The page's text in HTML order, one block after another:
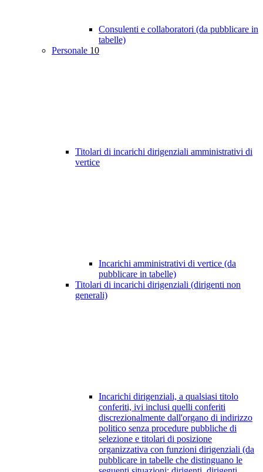
Consulenti e collaboratori (da pubblicare in
tabelle)
Personale 10
Titolari di incarichi dirigenziali amministrativi di
vertice
Incarichi amministrativi di vertice (da
pubblicare in tabelle)
Titolari di incarichi dirigenziali (dirigenti non
generali)
Incarichi dirigenziali, a qualsiasi titolo
conferiti, ivi inclusi quelli conferiti
discrezionalmente dall'organo di indirizzo
politico senza procedure pubbliche di
selezione e titolari di posizione
organizzativa con funzioni dirigenziali (da
pubblicare in tabelle che distinguano le